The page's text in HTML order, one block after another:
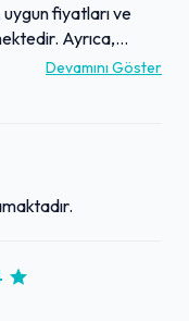
fiyatları ve
Ayrıca,
yemekleri ve üstün
de keyifli bir
Devamını Göster